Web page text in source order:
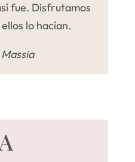
fue. Disfrutamos
lo hacían.